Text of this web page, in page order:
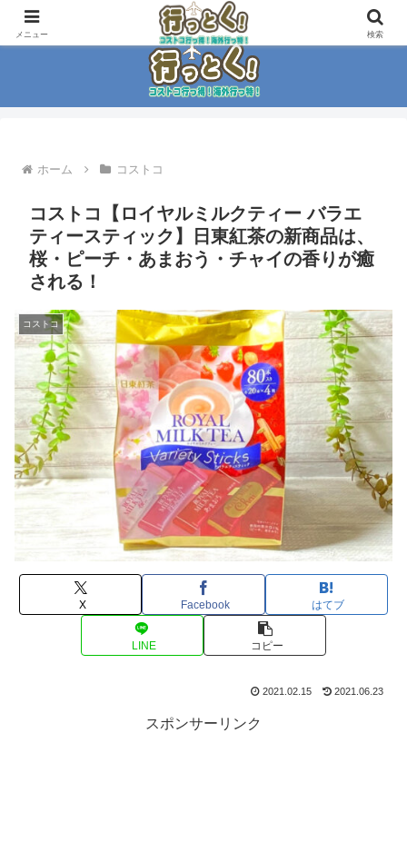
コストコ大好き家族がイチ押商品紹介！！
ホーム コストコ
コストコ【ロイヤルミルクティー バラエ
ティースティック】日東紅茶の新商品は、
桜・ピーチ・あまおう・チャイの香りが癒
される！
コストコ
X Facebook はてブ
LINE コピー
2021.02.15 2021.06.23
スポンサーリンク
メニュー 検索